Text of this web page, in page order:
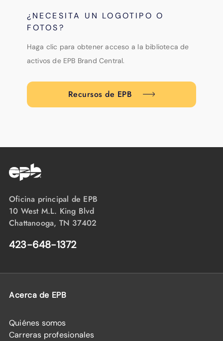
¿NECESITA UN LOGOTIPO O
FOTOS?
Haga clic para obtener acceso a la biblioteca de
activos de EPB Brand Central.
Recursos de EPB
Oficina principal de EPB
10 West M.L. King Blvd
Chattanooga, TN 37402
423-648-1372
Acerca de EPB
Quiénes somos
Carreras profesionales